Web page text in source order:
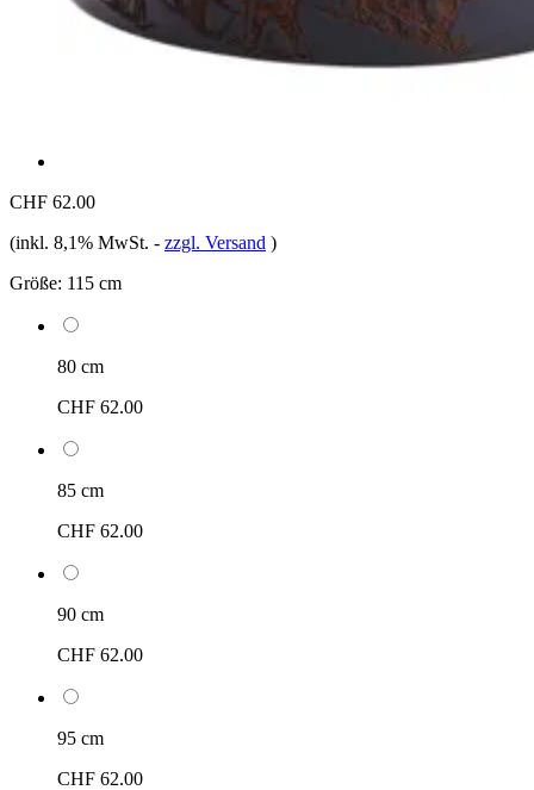
CHF 62.00
(inkl. 8,1% MwSt. - zzgl. Versand )
Größe: 115 cm
80 cm
CHF 62.00
85 cm
CHF 62.00
90 cm
CHF 62.00
95 cm
CHF 62.00